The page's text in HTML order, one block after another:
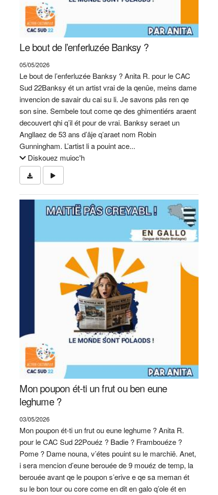
Le bout de l’enferluzée Banksy ?
05/05/2026
Le bout de l’enferluzée Banksy ? Anita R. pour le CAC
Sud 22Banksy ét un artist vrai de la qenûe, meins dame
invencion de savair du cai su li. Je savons pâs ren qe
son sine. Sembele tout come qe des ghimentiérs araent
decouvert qhi q’il ét pour de vrai. Banksy seraet un
Angllaez de 53 ans d’âje q’araet nom Robin
Gunningham. L’artist li a pouint ace...
Diskouez muioc'h
Mon poupon ét-ti un frut ou ben eune
leghume ?
03/05/2026
Mon poupon ét-ti un frut ou eune leghume ? Anita R.
pour le CAC Sud 22Pouéz ? Badie ? Frambouéze ?
Pome ? Dame nouna, v’étes pouint su le marchië. Anet,
i sera mencion d’eune berouée de 9 mouéz de temp, la
berouée avant qe le poupon s’erive e qe sa meman ét
su le bon tour ou core come en dit en galo q’ole ét en